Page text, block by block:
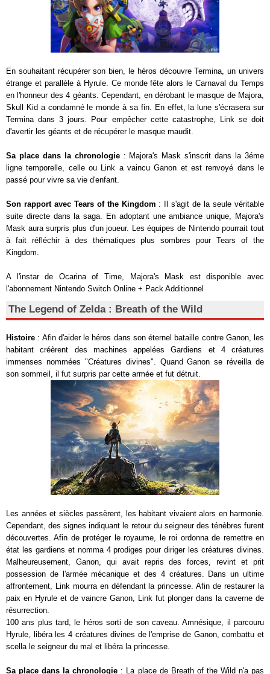
En souhaitant récupérer son bien, le héros découvre Termina, un univers
étrange et parallèle à Hyrule. Ce monde fête alors le Carnaval du Temps
en l'honneur des 4 géants. Cependant, en dérobant le masque de Majora,
Skull Kid a condamné le monde à sa fin. En effet, la lune s'écrasera sur
Termina dans 3 jours. Pour empêcher cette catastrophe, Link se doit
d'avertir les géants et de récupérer le masque maudit.
Sa place dans la chronologie : Majora's Mask s'inscrit dans la 3éme
ligne temporelle, celle ou Link a vaincu Ganon et est renvoyé dans le
passé pour vivre sa vie d'enfant.
Son rapport avec Tears of the Kingdom : Il s'agit de la seule véritable
suite directe dans la saga. En adoptant une ambiance unique, Majora's
Mask aura surpris plus d'un joueur. Les équipes de Nintendo pourrait tout
à fait réfléchir à des thématiques plus sombres pour Tears of the
Kingdom.
A l'instar de Ocarina of Time, Majora's Mask est disponible avec
l'abonnement Nintendo Switch Online + Pack Additionnel
The Legend of Zelda : Breath of the Wild
Histoire : Afin d'aider le héros dans son éternel bataille contre Ganon, les
habitant créèrent des machines appelées Gardiens et 4 créatures
immenses nommées "Créatures divines". Quand Ganon se réveilla de
son sommeil, il fut surpris par cette armée et fut détruit.
Les années et siècles passèrent, les habitant vivaient alors en harmonie.
Cependant, des signes indiquant le retour du seigneur des ténèbres furent
découvertes. Afin de protéger le royaume, le roi ordonna de remettre en
état les gardiens et nomma 4 prodiges pour diriger les créatures divines.
Malheureusement, Ganon, qui avait repris des forces, revint et prit
possession de l'armée mécanique et des 4 créatures. Dans un ultime
affrontement, Link mourra en défendant la princesse. Afin de restaurer la
paix en Hyrule et de vaincre Ganon, Link fut plonger dans la caverne de
résurrection.
100 ans plus tard, le héros sorti de son caveau. Amnésique, il parcouru
Hyrule, libéra les 4 créatures divines de l'emprise de Ganon, combattu et
scella le seigneur du mal et libéra la princesse.
Sa place dans la chronologie : La place de Breath of the Wild n'a pas